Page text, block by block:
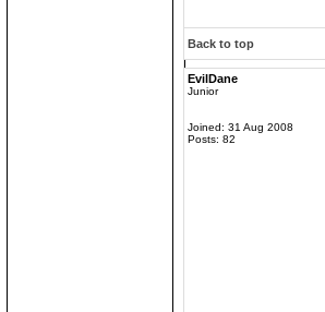
Back to top
EvilDane
Junior
Joined: 31 Aug 2008
Posts: 82